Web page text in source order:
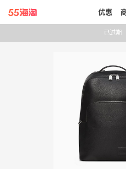
带你去官网买正品
优惠
已过期